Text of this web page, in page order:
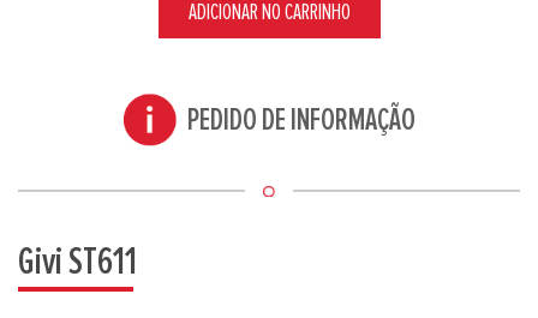
ADICIONAR NO CARRINHO
PEDIDO DE INFORMAÇÃO
Givi ST611